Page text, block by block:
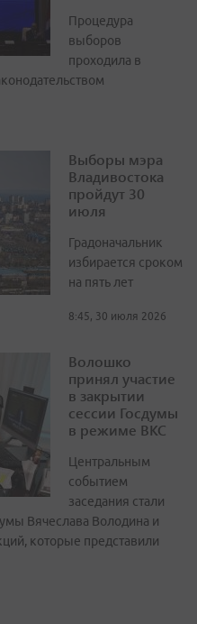
Процедура
выборов
проходила в
Выборы мэра
Владивостока
пройдут 30
июля
Градоначальник
избирается сроком
на пять лет
8:45, 30 июля 2026
Волошко
принял участие
в закрытии
сессии Госдумы
в режиме ВКС
Центральным
событием
заседания стали
Вячеслава Володина и
которые представили